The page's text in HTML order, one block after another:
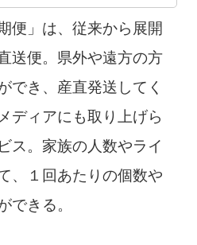
便」は、従来から展開
送便。県外や遠方の方
でき、産直発送してく
ディアにも取り上げら
ス。家族の人数やライ
、１回あたりの個数や
できる。